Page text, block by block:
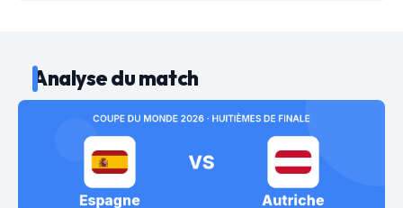
Analyse du match